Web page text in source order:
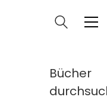
Bücher